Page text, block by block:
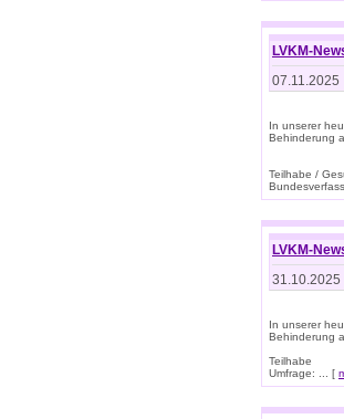
LVKM-
07.11.2025
In unserer
Behinderung
Teilhabe /
LVKM-
31.10.2025
In unserer
Behinderung
Teilhabe
Umfrage: ... [